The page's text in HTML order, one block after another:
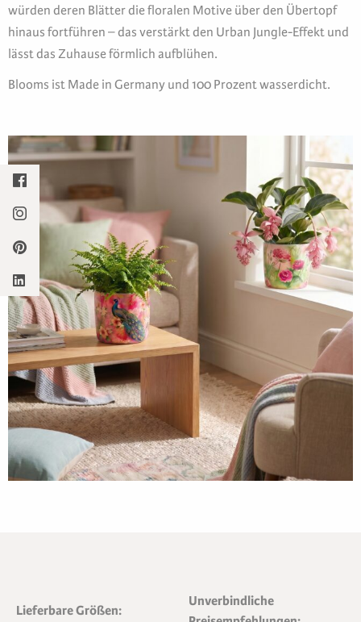
würden deren Blätter die floralen Motive über den Übertopf
hinaus fortführen – das verstärkt den Urban Jungle-Effekt und
lässt das Zuhause förmlich aufblühen.
Blooms ist Made in Germany und 100 Prozent wasserdicht.
Lieferbare Größen:
Unverbindliche